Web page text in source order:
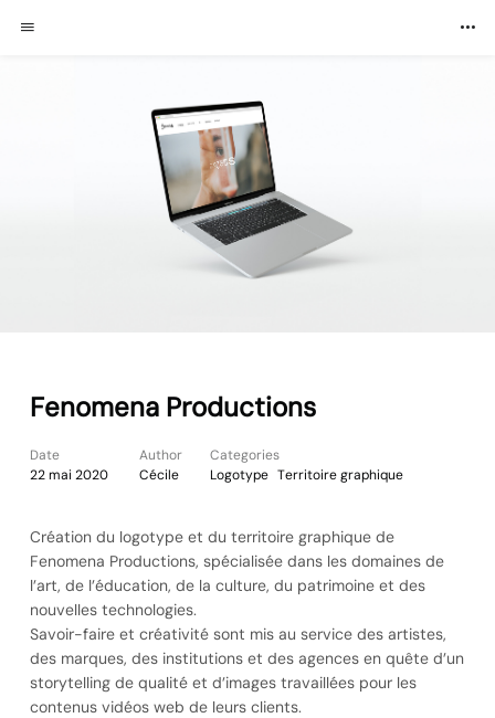
Fenomena Productions
Date
22 mai 2020
Author
Cécile
Categories
Logotype Territoire graphique
Création du logotype et du territoire graphique de
Fenomena Productions, spécialisée dans les domaines de
l’art, de l’éducation, de la culture, du patrimoine et des
nouvelles technologies.
Savoir-faire et créativité sont mis au service des artistes,
des marques, des institutions et des agences en quête d’un
storytelling de qualité et d’images travaillées pour les
contenus vidéos web de leurs clients.